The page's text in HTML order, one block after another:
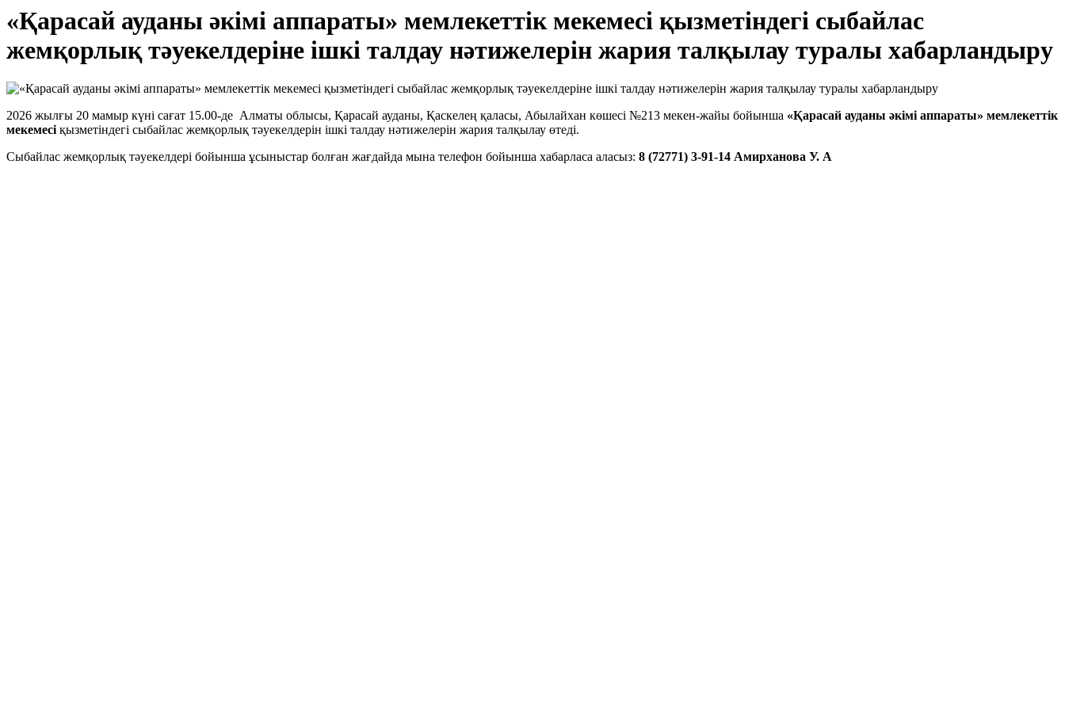
«Қарасай ауданы әкімі аппараты» мемлекеттік мекемесі қызметіндегі сыбайлас
жемқорлық тәуекелдеріне ішкі талдау нәтижелерін жария талқылау туралы хабарландыру
2026 жылғы 20 мамыр күні сағат 15.00-де Алматы облысы, Қарасай ауданы, Қаскелең қаласы, Абылайхан көшесі №213 мекен-жайы бойынша «Қарасай ауданы әкімі аппараты» мемлекеттік
мекемесіқызметіндегі сыбайлас жемқорлық тәуекелдерін ішкі талдау нәтижелерін жария талқылау өтеді.
Сыбайлас жемқорлық тәуекелдері бойынша ұсыныстар болған жағдайда мына телефон бойынша хабарласа аласыз: 8 (72771) 3-91-14 Амирханова У. А